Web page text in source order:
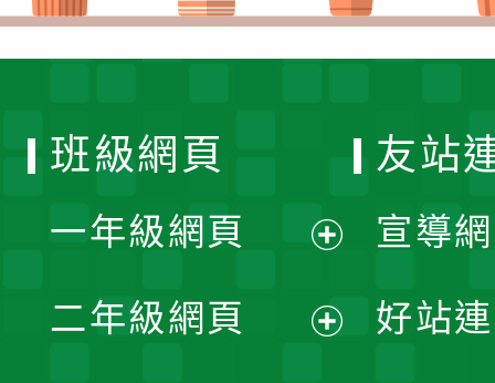
班級網頁
一年級網頁
開
二年級網頁
友站
宣導
好站